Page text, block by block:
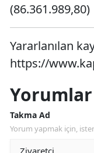
(86.361.989,80)
Yararlanılan
https://
Yorumlar
Takma Ad
Yorum yapmak için,